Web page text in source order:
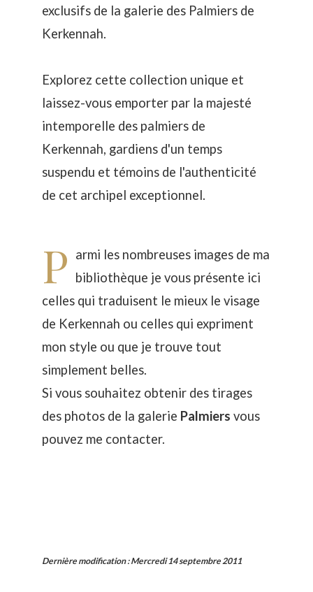
exclusifs de la galerie des Palmiers de
Kerkennah.
Explorez cette collection unique et
laissez-vous emporter par la majesté
intemporelle des palmiers de
Kerkennah, gardiens d'un temps
suspendu et témoins de l'authenticité
de cet archipel exceptionnel.
P armi les nombreuses images de ma
bibliothèque je vous présente ici
celles qui traduisent le mieux le visage
de Kerkennah ou celles qui expriment
mon style ou que je trouve tout
simplement belles.
Si vous souhaitez obtenir des tirages
des photos de la galerie Palmiers vous
pouvez me contacter.
Dernière modification:Mercredi 14 septembre 2011